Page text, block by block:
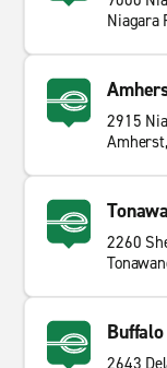
Niagara
2915
2260
2643